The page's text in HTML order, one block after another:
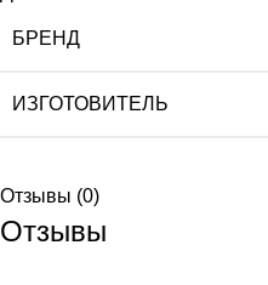
БРЕНД
ИЗГОТОВИТЕЛЬ
Отзывы (0)
Отзывы